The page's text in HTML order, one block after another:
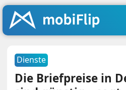
Dienste
Die Briefpreise in